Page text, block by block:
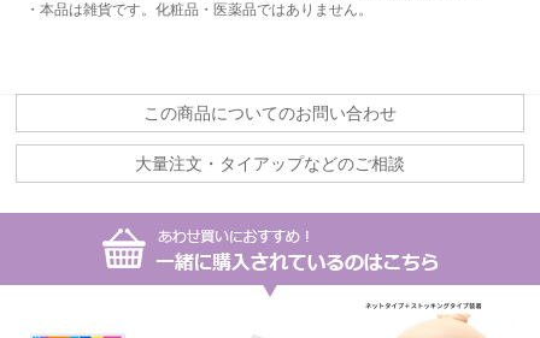
・本品は雑貨です。化粧品・医薬品ではありません。
この商品についてのお問い合わせ
大量注文・タイアップなどのご相談